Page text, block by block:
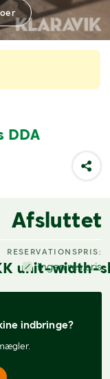
DDA
Afsluttet
unit-width-
RESERVATIONSPRIS:
Ingen res.pris
indbringe?